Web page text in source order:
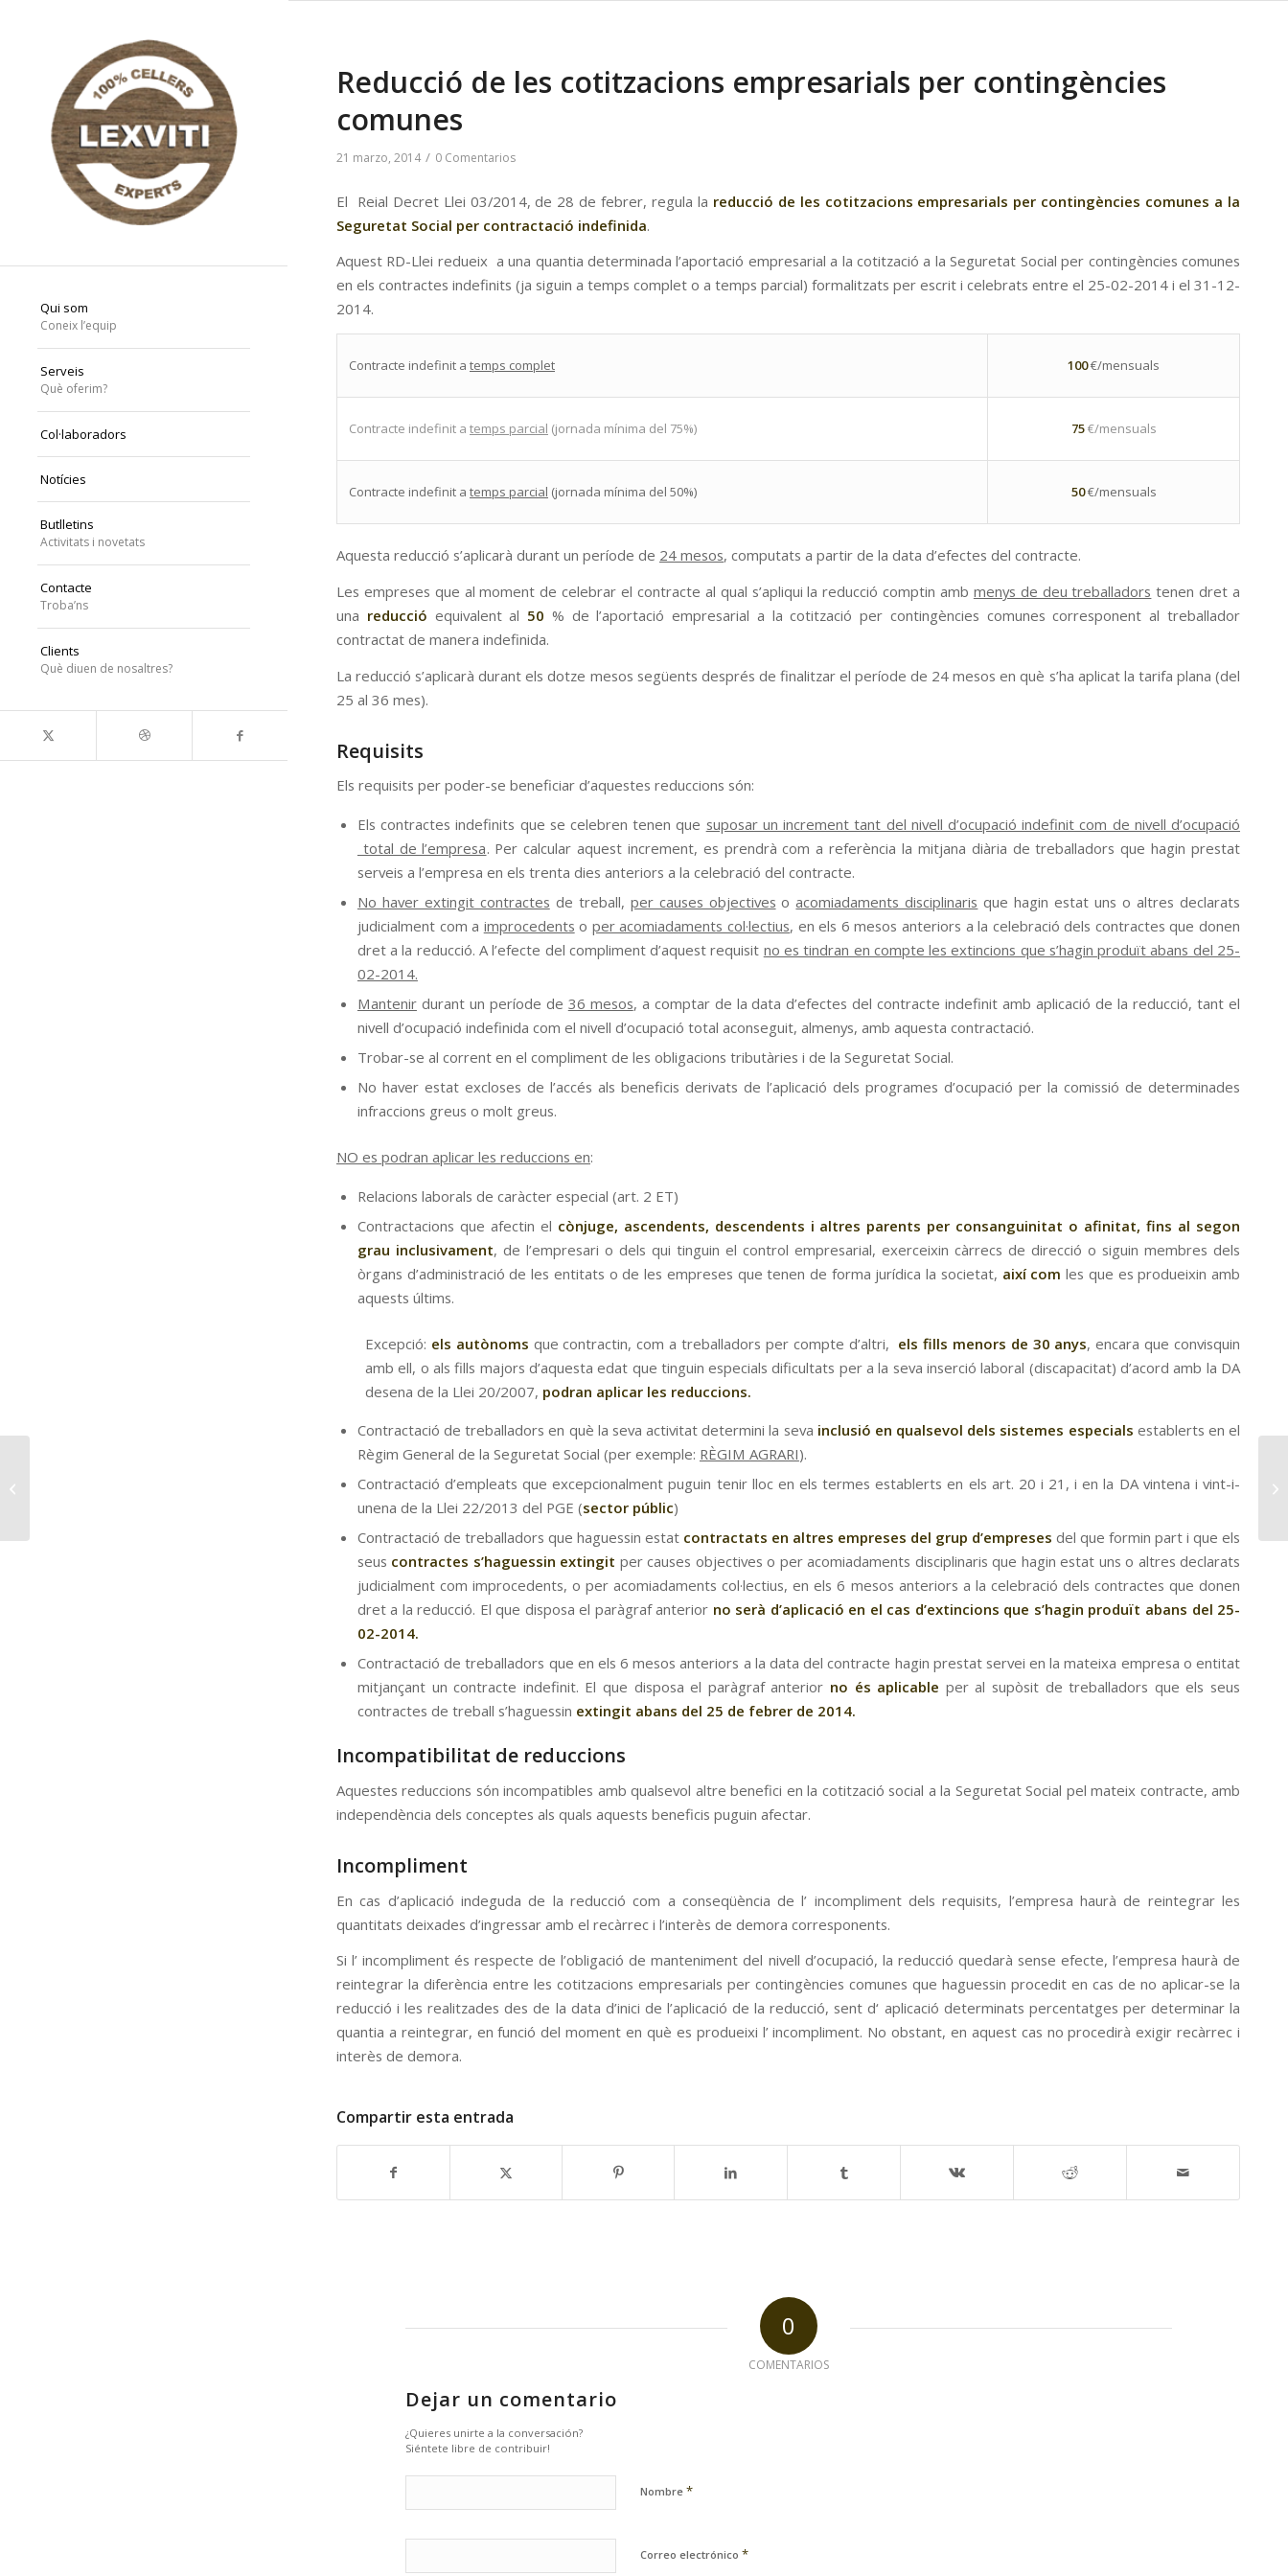
Qui som
Coneix l’equip
Serveis
Què oferim?
Col·laboradors
Notícies
Butlletins
Activitats i novetats
Contacte
Troba’ns
Clients
Què diuen de nosaltres?
Reducció de les cotitzacions empresarials per contingències
comunes
21 marzo, 2014 / 0 Comentarios
El Reial Decret Llei 03/2014, de 28 de febrer, regula la reducció de les cotitzacions empresarials per contingències comunes a la
Seguretat Social per contractació indefinida.
Aquest RD-Llei redueix a una quantia determinada l’aportació empresarial a la cotització a la Seguretat Social per contingències comunes
en els contractes indefinits (ja siguin a temps complet o a temps parcial) formalitzats per escrit i celebrats entre el 25-02-2014 i el 31-12-
2014.
Contracte indefinit a temps complet 100€/mensuals
Contracte indefinit a temps parcial (jornada mínima del 75%) 75€/mensuals
Contracte indefinit a temps parcial (jornada mínima del 50%) 50€/mensuals
Aquesta reducció s’aplicarà durant un període de 24 mesos, computats a partir de la data d’efectes del contracte.
Les empreses que al moment de celebrar el contracte al qual s’apliqui la reducció comptin amb menys de deu treballadors tenen dret a
una reducció equivalent al 50 % de l’aportació empresarial a la cotització per contingències comunes corresponent al treballador
contractat de manera indefinida.
La reducció s’aplicarà durant els dotze mesos següents després de finalitzar el període de 24 mesos en què s’ha aplicat la tarifa plana (del
25 al 36 mes).
Requisits
Els requisits per poder-se beneficiar d’aquestes reduccions són:
Els contractes indefinits que se celebren tenen que suposar un increment tant del nivell d’ocupació indefinit com de nivell d’ocupació
total de l’empresa. Per calcular aquest increment, es prendrà com a referència la mitjana diària de treballadors que hagin prestat
serveis a l’empresa en els trenta dies anteriors a la celebració del contracte.
No haver extingit contractes de treball, per causes objectives oacomiadaments disciplinaris que hagin estat uns o altres declarats
judicialment com a improcedents o per acomiadaments col·lectius, en els 6 mesos anteriors a la celebració dels contractes que donen
dret a la reducció. A l’efecte del compliment d’aquest requisit no es tindran en compte les extincions que s’hagin produït abans del 25-
02-2014.
Mantenirdurant un període de 36 mesos, a comptar de la data d’efectes del contracte indefinit amb aplicació de la reducció,tant el
nivell d’ocupació indefinida com el nivell d’ocupació total aconseguit, almenys, amb aquesta contractació.
Trobar-se al corrent en el compliment de les obligacions tributàries i de la Seguretat Social.
No haver estat excloses de l’accés als beneficis derivats de l’aplicació dels programes d’ocupació per la comissió de determinades
infraccions greus o molt greus.
NO es podran aplicar les reduccions en:
Relacions laborals de caràcter especial (art. 2 ET)
Contractacions que afectin el cònjuge, ascendents, descendents i altres parents per consanguinitat o afinitat, fins al segon
grau inclusivament, de l’empresari o dels qui tinguin el control empresarial, exerceixin càrrecs de direcció o siguin membres dels
òrgans d’administració de les entitats o de les empreses que tenen de forma jurídica la societat, així com les que es produeixin amb
aquests últims.
Excepció: els autònoms que contractin, com a treballadors per compte d’altri, els fills menors de 30 anys, encara que convisquin
amb ell, o als fills majors d’aquesta edat que tinguin especials dificultats per a la seva inserció laboral (discapacitat) d’acord amb la DA
desena de la Llei 20/2007, podran aplicar les reduccions.
Contractació de treballadors en què la seva activitat determini la seva inclusió en qualsevol dels sistemes especials establerts en el
Règim General de la Seguretat Social (per exemple: RÈGIM AGRARI).
Contractació d’empleats que excepcionalment puguin tenir lloc en els termes establerts en els art. 20 i 21, i en la DA vintena i vint-i-
unena de la Llei 22/2013 del PGE (sector públic)
Contractació de treballadors que haguessin estat contractats en altres empreses del grup d’empreses del que formin part i que els
seus contractes s’haguessin extingit per causes objectives o per acomiadaments disciplinaris que hagin estat uns o altres declarats
judicialment com improcedents, o per acomiadaments col·lectius, en els 6 mesos anteriors a la celebració dels contractes que donen
dret a la reducció. El que disposa el paràgraf anterior no serà d’aplicació en el cas d’extincions que s’hagin produït abans del 25-
02-2014.
Contractació de treballadors que en els 6 mesos anteriors a la data del contracte hagin prestat servei en la mateixa empresa o entitat
mitjançant un contracte indefinit. El que disposa el paràgraf anterior no és aplicable per al supòsit de treballadors que els seus
contractes de treball s’haguessin extingit abans del 25 de febrer de 2014.
Incompatibilitat de reduccions
Aquestes reduccions són incompatibles amb qualsevol altre benefici en la cotització social a la Seguretat Social pel mateix contracte, amb
independència dels conceptes als quals aquests beneficis puguin afectar.
Incompliment
En cas d’aplicació indeguda de la reducció com a conseqüència de l’ incompliment dels requisits, l’empresa haurà de reintegrar les
quantitats deixades d’ingressar amb el recàrrec i l’interès de demora corresponents.
Si l’ incompliment és respecte de l’obligació de manteniment del nivell d’ocupació, la reducció quedarà sense efecte, l’empresa haurà de
reintegrar la diferència entre les cotitzacions empresarials per contingències comunes que haguessin procedit en cas de no aplicar-se la
reducció i les realitzades des de la data d’inici de l’aplicació de la reducció, sent d‘ aplicació determinats percentatges per determinar la
quantia a reintegrar, en funció del moment en què es produeixi l’ incompliment. No obstant, en aquest cas no procedirà exigir recàrrec i
interès de demora.
Compartir esta entrada
0
COMENTARIOS
Dejar un comentario
¿Quieres unirte a la conversación?
Siéntete libre de contribuir!
Nombre *
Correo electrónico *